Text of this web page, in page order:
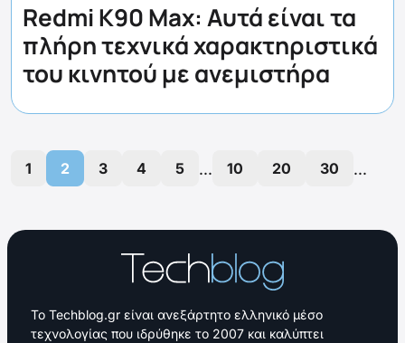
Redmi K90 Max: Αυτά είναι τα
πλήρη τεχνικά χαρακτηριστικά
του κινητού με ανεμιστήρα
1 2 3 4 5 ... 10 20 30 ...
Το Techblog.gr είναι ανεξάρτητο ελληνικό μέσο
τεχνολογίας που ιδρύθηκε το 2007 και καλύπτει